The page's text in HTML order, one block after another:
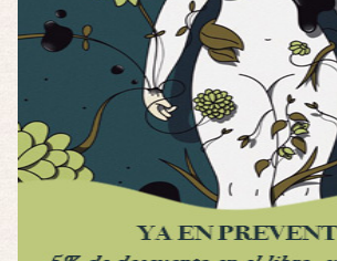
Por encima de tu cadáver
Possession
Por: Luar
Se llama la posesión en castellano, está …